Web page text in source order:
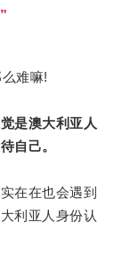
”
难嘛!
是澳大利亚人
自己。
在在也会遇到
利亚人身份认